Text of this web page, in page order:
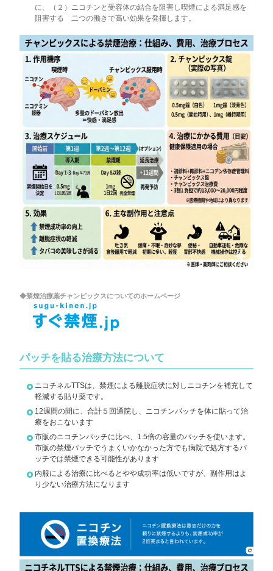
に、（２）ニコチンと受容体の結合を阻害し喫煙による満足感を
阻害する 二つの働きで高い効果を発揮します。
◆禁煙治療薬チャンピックスについてのホームページ
パッチを貼る治療方法について
ニコチネルTTSは、禁煙による離脱症状に対しニコチンを補充して
軽減する貼り薬です。
12週間の間に、合計５回通院し、ニコチンパッチを体に貼って治
療をおこないます
市販のニコチンパッチに比べ、1.5倍の容量のパッチを使います。
市販の禁煙パッチでうまくいかなかった方でも病院で処方するパ
ッチでは禁煙できる可能性があります
内服による治療に比べるとやや成功率は低いですが、副作用はよ
り少ない治療方法になります